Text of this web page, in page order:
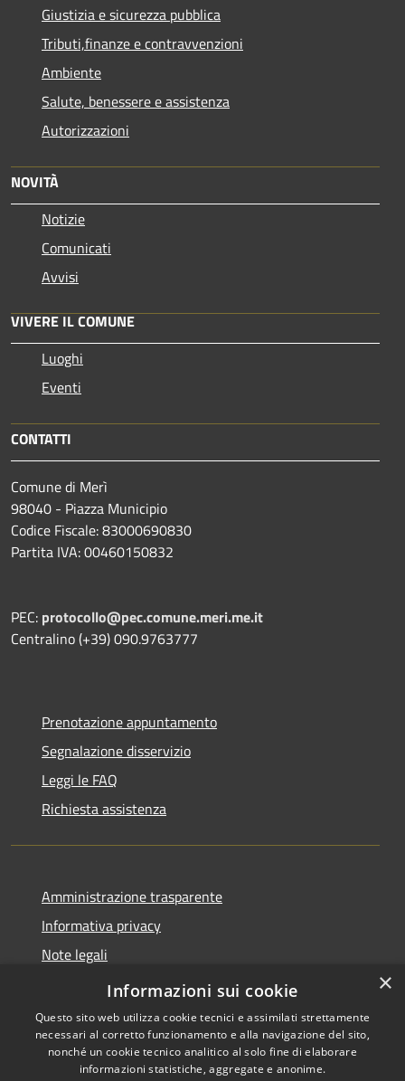
Giustizia e sicurezza pubblica
Tributi,finanze e contravvenzioni
Ambiente
Salute, benessere e assistenza
Autorizzazioni
NOVITÀ
Notizie
Comunicati
Avvisi
VIVERE IL COMUNE
Luoghi
Eventi
CONTATTI
Comune di Merì
98040 - Piazza Municipio
Codice Fiscale: 83000690830
Partita IVA: 00460150832
PEC: protocollo@pec.comune.meri.me.it
Centralino (+39) 090.9763777
Prenotazione appuntamento
Segnalazione disservizio
Leggi le FAQ
Richiesta assistenza
Amministrazione trasparente
Informativa privacy
Note legali
Dichiarazione di accessibilità
Copyright © 2026 • Comune di
×
Informazioni sui cookie
Questo sito web utilizza cookie tecnici e assimilati strettamente
necessari al corretto funzionamento e alla navigazione del sito,
nonché un cookie tecnico analitico al solo fine di elaborare
informazioni statistiche, aggregate e anonime.